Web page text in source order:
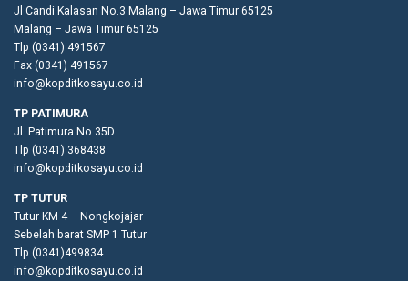
Jl Candi Kalasan No.3 Malang – Jawa Timur 65125
Malang – Jawa Timur 65125
Tlp (0341) 491567
Fax (0341) 491567
info@kopditkosayu.co.id
TP PATIMURA
Jl. Patimura No.35D
Tlp (0341) 368438
info@kopditkosayu.co.id
TP TUTUR
Tutur KM 4 – Nongkojajar
Sebelah barat SMP 1 Tutur
Tlp (0341)499834
info@kopditkosayu.co.id